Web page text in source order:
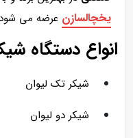
یخچالسازن عرضه می
انواع دستگاه
شیکر تک لیوان
شیکر دو لیوان